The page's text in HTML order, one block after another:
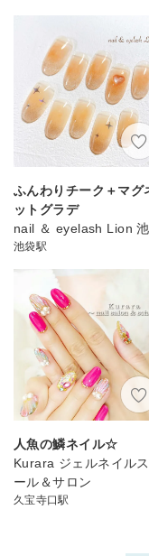
ふんわりチーク＋マグ
ットグラデ
nail ＆ eyelash Lion
池袋駅
人魚の鱗ネイル☆
Kurara ジェルネイル
ール＆サロン
久宝寺口駅